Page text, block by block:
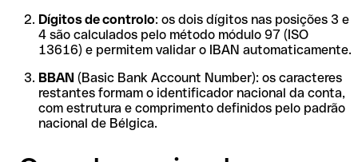
Dígitos de controlo: os dois dígitos nas posições 3 e
4 são calculados pelo método módulo 97 (ISO
13616) e permitem validar o IBAN automaticamente.
BBAN (Basic Bank Account Number): os caracteres
restantes formam o identificador nacional da conta,
com estrutura e comprimento definidos pelo padrão
nacional de Bélgica.